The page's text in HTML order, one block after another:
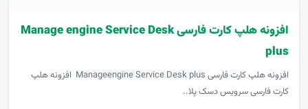
افزونه هلپ کارت فارسی Manage engine Service Desk
plus
افزونه هلپ کارت فارسی Manageengine Service Desk plus افزونه هلپ
کارت فارسی سرویس دسک پلا..